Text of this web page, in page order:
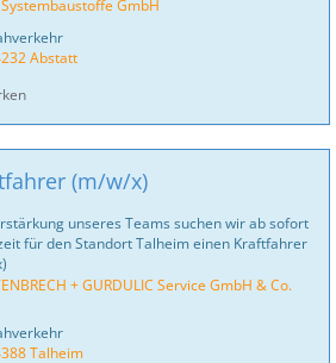
GmbH
Abstatt
(m/w/x)
unseres Teams suchen wir ab sofort
für den Standort Talheim einen Kraftfahrer
+ GURDULIC Service GmbH & Co.
Talheim